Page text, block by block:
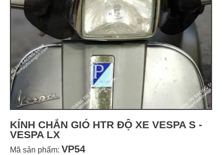
KÍNH CHẮN GIÓ HTR ĐỘ XE VESPA S -
VESPA LX
Mã sản phẩm: VP54